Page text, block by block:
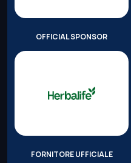
OFFICIAL SPONSOR
FORNITORE UFFICIALE